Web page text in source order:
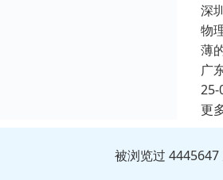
深
物
薄
广
25-
更
被浏览过